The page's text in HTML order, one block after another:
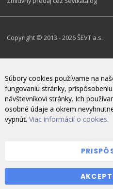
Copyright © 2013 - 2026 ŠEVT a.s.
Súbory cookies používame na
fungovaniu stránky,
návštevníkovi stránky. Ich
osobné údaje a okrem
vypnúť. Viac informácií o cookies.